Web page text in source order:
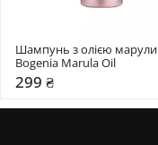
Шампунь з олією марули
Bogenia Marula Oil
299 ₴